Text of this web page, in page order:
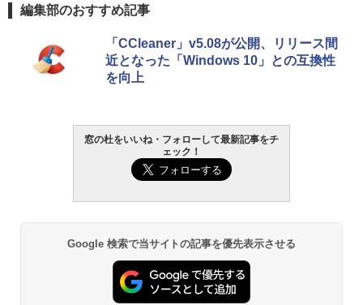
￥123,400
Amazon Kindle Paperwhite (16GB) 7イ
週間持続バッテリー、広告なし、ブラッ
ク
￥27,980
Amazon Kindle - 目に優しい、かさばら
ない、大きな画面で読みやすい、6週間持
続バッテリー、6インチディスプレイ電子
書籍リーダー、ブラック、16GB、広告な
し
ション (32GB) 7インチディスプレイ、明
るさ自動調整、色調調節ライト、12週間
持続バッテリー、広告なし、メタリック
編集部のおすすめ記事
「CCleaner」v5.08が公開、リリース間
近となった「Windows 10」との互換性
を向上
窓の杜をいいね・フォローして最新記事をチ
ェック！
Google 検索で当サイトの記事を優先表示させる